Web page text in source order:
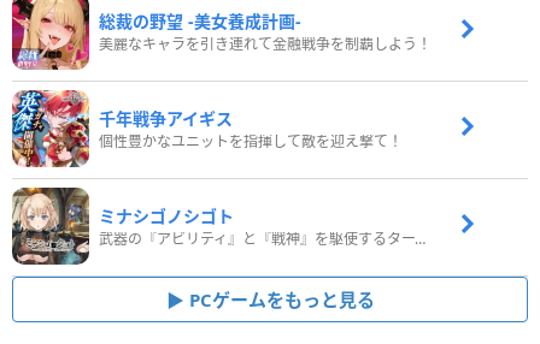
総裁の野望 -美女養成計画-
美麗なキャラを引き連れて金融戦争を制覇しよう！
千年戦争アイギス
個性豊かなユニットを指揮して敵を迎え撃て！
ミナシゴノシゴト
武器の『アビリティ』と『戦神』を駆使するターン制コマンドバトルRPG！
PCゲームをもっと見る